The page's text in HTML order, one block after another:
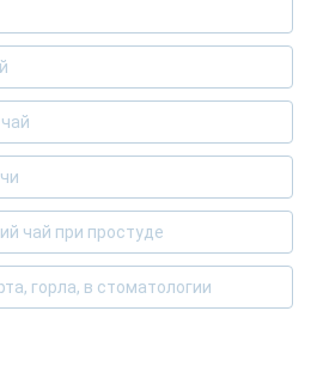
чай при простуде
горла, в стоматологии